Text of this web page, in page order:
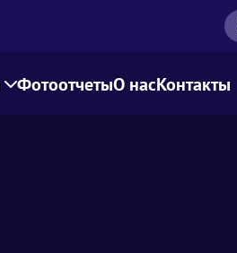
ФотоотчетыО насКонтакты